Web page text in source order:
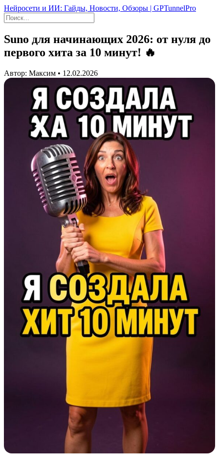
Нейросети и ИИ: Гайды, Новости, Обзоры | GPTunnelPro
Suno для начинающих 2026: от нуля до
первого хита за 10 минут! 🔥
Автор: Максим • 12.02.2026